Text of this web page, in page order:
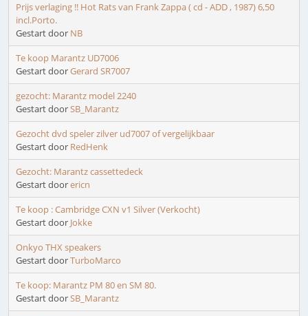
Prijs verlaging !! Hot Rats van Frank Zappa ( cd - ADD , 1987) 6,50
incl.Porto.
Gestart door NB
Te koop Marantz UD7006
Gestart doorGerard SR7007
gezocht: Marantz model 2240
Gestart doorSB_Marantz
Gezocht dvd speler zilver ud7007 of vergelijkbaar
Gestart door RedHenk
Gezocht: Marantz cassettedeck
Gestart doorericn
Te koop : Cambridge CXN v1 Silver (Verkocht)
Gestart door Jokke
Onkyo THX speakers
Gestart doorTurboMarco
Te koop: Marantz PM 80 en SM 80.
Gestart doorSB_Marantz